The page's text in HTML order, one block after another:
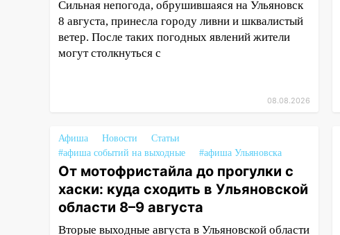
13:17 Непогода в Ульяновске
не закончится сегодня:
сильные ливни сохранятся 9
августа
13:14 Ураган оторвал светофор
на проспекте Филатова в
Ульяновске
13:12 Дерево пробило крышу
дома на Новгородской в
Сильная непогода, обрушившаяся на Ульяновск
8 августа, принесла городу ливни и шквалистый
ветер. После таких погодных явлений жители
могут столкнуться с
08.08.2026
Афиша Новости
Статьи
#афиша событий на выходные
#афиша Ульяновска
От мотофристайла до прогулки с
хаски: куда сходить в Ульяновской
области 8–9 августа
Вторые выходные августа в Ульяновской области